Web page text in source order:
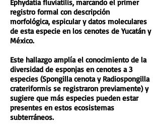
Ephydatia fluviatilis, marcando el primer
registro formal con descripción
morfológica, espicular y datos moleculares
de esta especie en los cenotes de Yucatán y
México.
Este hallazgo amplía el conocimiento de la
diversidad de esponjas en cenotes a 3
especies (Spongilla cenota y Radiospongilla
crateriformis se registraron previamente) y
sugiere que más especies pueden estar
presentes en estos ecosistemas
subterráneos.